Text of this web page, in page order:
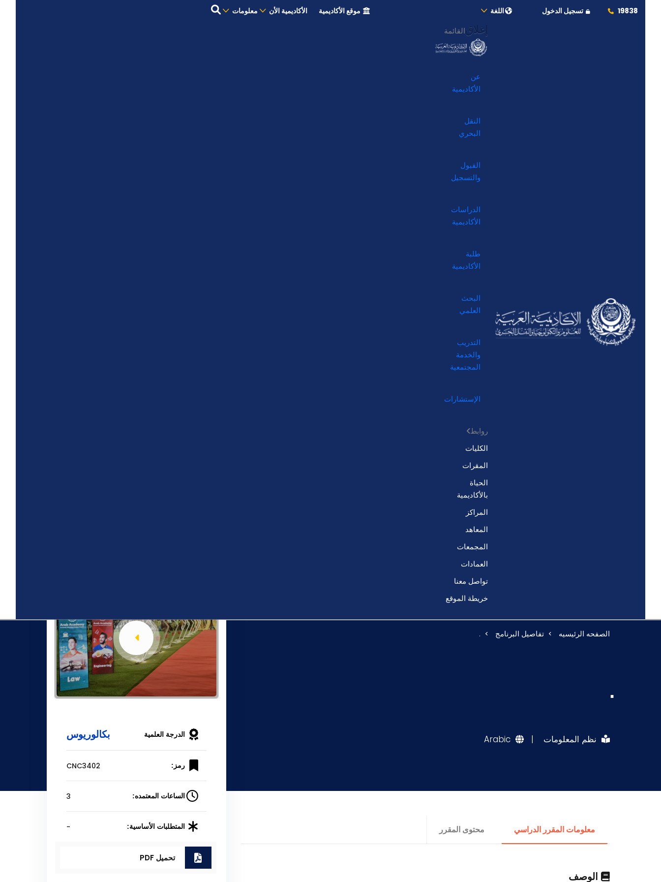
19838 تسجيل الدخول اللغة موقع الأكاديمية الأكاديمية الأن معلومات
إغلاق القائمة
عن
الأكاديمية
النقل
البحري
القبول
والتسجيل
الدراسات
الأكاديمية
طلبة
الأكاديمية
البحث
العلمي
التدريب
والخدمة
المجتمعية
الإستشارات
روابط
الكليات
المقرات
الحياة
بالأكاديمية
المراكز
المعاهد
المجمعات
العمادات
تواصل معنا
خريطة الموقع
الصفحه الرئيسيه تفاصيل البرنامج .
.
نظم المعلومات |
Arabic
معلومات المقرر الدراسي محتوى المقرر
الوصف
الدرجة العلمية بكالوريوس
رمز: CNC3402
الساعات المعتمده: 3
المتطلبات الأساسية: -
تحميل PDF